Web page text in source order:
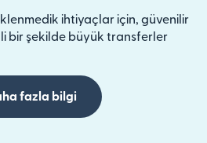
ihtiyaçlar için, güvenilir
bir şekilde büyük transferler
fazla bilgi